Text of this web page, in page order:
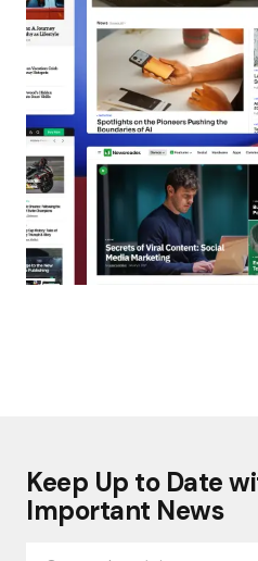
Keep Up to Date
Important News